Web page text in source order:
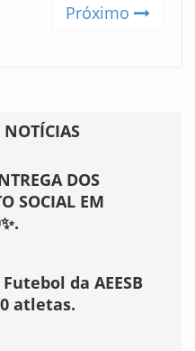
Próximo
DOS
SOCIAL EM
da AEESB
atletas.